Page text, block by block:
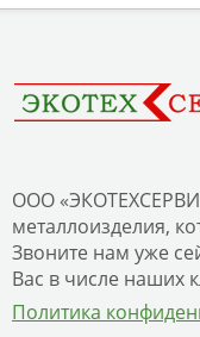
ООО
металлоизделия,
Звоните нам уже
Вас в числе наших
Политика